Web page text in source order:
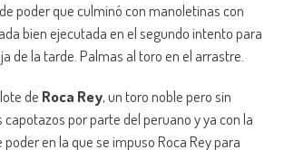
poder que culminó con manoletinas con
bien ejecutada en el segundo intento para
de la tarde. Palmas al toro en el arrastre.
de Roca Rey, un toro noble pero sin
por parte del peruano y ya con la
en la que se impuso Roca Rey para